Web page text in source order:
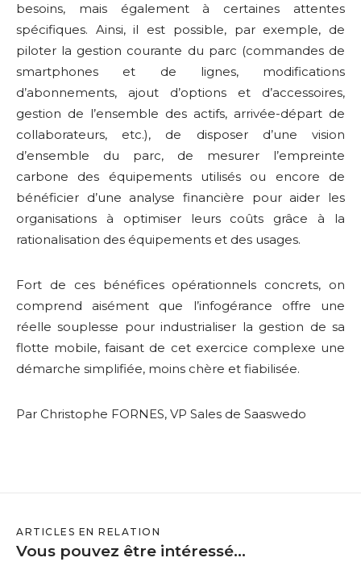
besoins, mais également à certaines attentes
spécifiques. Ainsi, il est possible, par exemple, de
piloter la gestion courante du parc (commandes de
smartphones et de lignes, modifications
d’abonnements, ajout d’options et d’accessoires,
gestion de l’ensemble des actifs, arrivée-départ de
collaborateurs, etc.), de disposer d’une vision
d’ensemble du parc, de mesurer l’empreinte
carbone des équipements utilisés ou encore de
bénéficier d’une analyse financière pour aider les
organisations à optimiser leurs coûts grâce à la
rationalisation des équipements et des usages.
Fort de ces bénéfices opérationnels concrets, on
comprend aisément que l’infogérance offre une
réelle souplesse pour industrialiser la gestion de sa
flotte mobile, faisant de cet exercice complexe une
démarche simplifiée, moins chère et fiabilisée.
Par Christophe FORNES, VP Sales de Saaswedo
ARTICLES EN RELATION
Vous pouvez être intéressé...